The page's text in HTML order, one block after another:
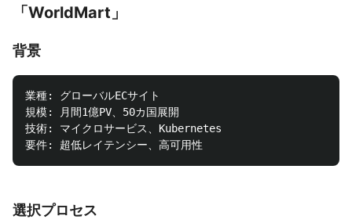
「WorldMart」
背景
業種: グローバルECサイト
規模: 月間1億PV、50カ国展開
技術: マイクロサービス、Kubernetes
選択プロセス